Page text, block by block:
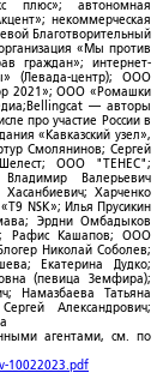
плюс»; автономная
некоммерческая
Благотворительный
«Мы против
граждан»; интернет-
(Левада-центр); ООО
2021»; ООО «Ромашки
— авторы
про участие России в
«Кавказский узел»,
Смолянинов; Сергей
Шелест; ООО "ТЕНЕС";
Валерьевич
Харченко
NSK»; Илья Прусикин
Эрдни Омбадыков
Рафис Кашапов; ООО
Николай Соболев;
Екатерина Дудко;
(певица Земфира);
Намазбаева Татьяна
Александрович;
агентами, см. по
10022023.pdf